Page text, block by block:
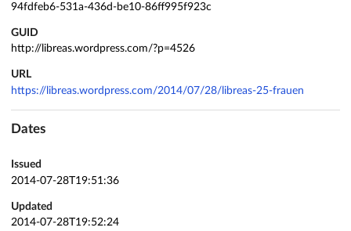
94fdfeb6-531a-436d-be10-86ff995f923c
GUID
http://libreas.wordpress.com/?p=4526
URL
https://libreas.wordpress.com/2014/07/28/libreas-25-frauen
Dates
Issued
2014-07-28T19:51:36
Updated
2014-07-28T19:52:24